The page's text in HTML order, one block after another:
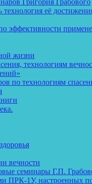
Григория Грабового
её
эффективности
жизни
технологиям
по технологиям
вечности
семинары Г.П.
ПРК-1У, настроенных